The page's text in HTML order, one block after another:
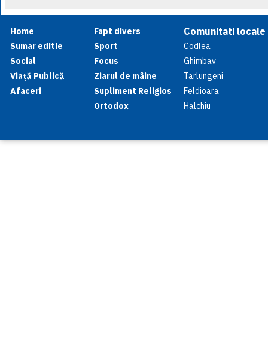
Home
Sumar editie
Social
Viață Publică
Afaceri
Fapt divers
Sport
Focus
Ziarul de mâine
Supliment Religios
Ortodox
Comunitati locale
Codlea
Ghimbav
Tarlungeni
Feldioara
Halchiu